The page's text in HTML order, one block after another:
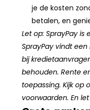
je de kosten
betalen, en
Let op: SprayPay is
SprayPay vindt
bij
behouden. Rente
toepassing. Kijk op
voorwaarden. En